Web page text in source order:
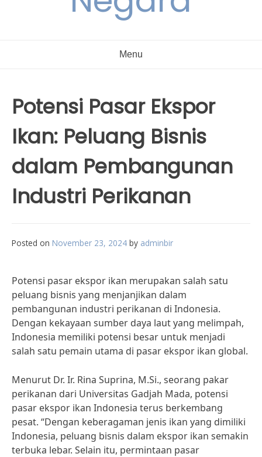
Menu
Potensi Pasar Ekspor
Ikan: Peluang Bisnis
dalam Pembangunan
Industri Perikanan
Posted on November 23, 2024 by adminbir
Potensi pasar ekspor ikan merupakan salah satu
peluang bisnis yang menjanjikan dalam
pembangunan industri perikanan di Indonesia.
Dengan kekayaan sumber daya laut yang melimpah,
Indonesia memiliki potensi besar untuk menjadi
salah satu pemain utama di pasar ekspor ikan global.
Menurut Dr. Ir. Rina Suprina, M.Si., seorang pakar
perikanan dari Universitas Gadjah Mada, potensi
pasar ekspor ikan Indonesia terus berkembang
pesat. “Dengan keberagaman jenis ikan yang dimiliki
Indonesia, peluang bisnis dalam ekspor ikan semakin
terbuka lebar. Selain itu, permintaan pasar